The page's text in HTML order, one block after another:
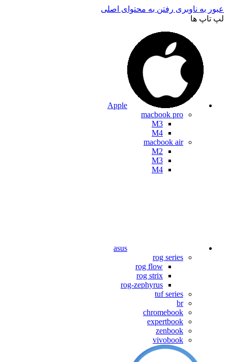
عبور به ناوبری رفتن به محتوای اصلی
لپ تاپ ها
Apple
macbook pro
M3
M4
macbook air
M2
M3
M4
asus
rog series
rog flow
rog strix
rog-zephyrus
tuf series
br
chromebook
expertbook
zenbook
vivobook